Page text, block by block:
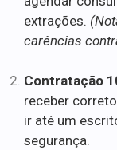
extrações.
carências
Contratação
receber
ir até um
segurança.